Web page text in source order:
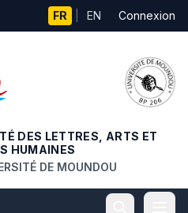
FR EN Connexion
DES LETTRES, ARTS ET
HUMAINES
DE MOUNDOU